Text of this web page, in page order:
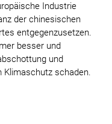
Industrie
der chinesischen
entgegenzusetzen.
besser und
und
Klimaschutz schaden.